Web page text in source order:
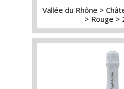
Vallée du Rhône
Rouge